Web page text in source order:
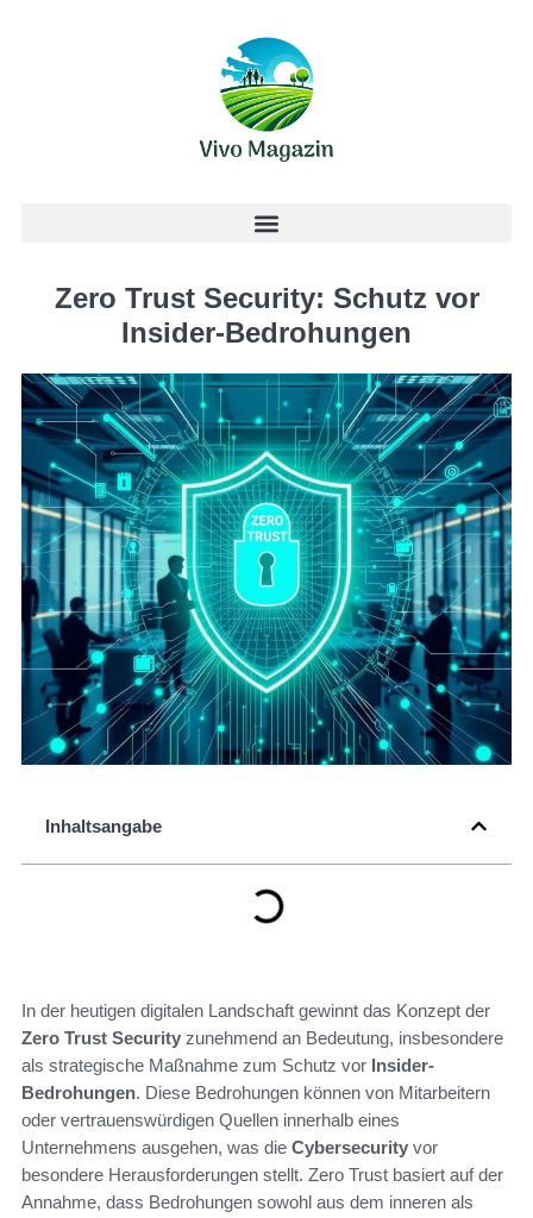
Zero Trust Security: Schutz vor
Insider-Bedrohungen
Inhaltsangabe
In der heutigen digitalen Landschaft gewinnt das Konzept der
Zero Trust Security zunehmend an Bedeutung, insbesondere
als strategische Maßnahme zum Schutz vor Insider-
Bedrohungen. Diese Bedrohungen können von Mitarbeitern
oder vertrauenswürdigen Quellen innerhalb eines
Unternehmens ausgehen, was die Cybersecurity vor
besondere Herausforderungen stellt. Zero Trust basiert auf der
Annahme, dass Bedrohungen sowohl aus dem inneren als